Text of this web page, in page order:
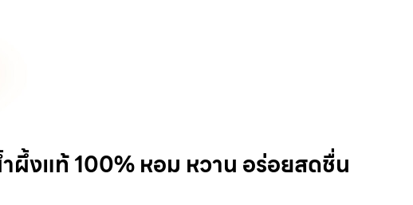
ผึ้งแท้ 100% หอม หวาน อร่อยสดชื่น